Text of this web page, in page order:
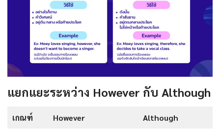
แยกแยะระหว่าง However กับ Although
เกณฑ์ However Although